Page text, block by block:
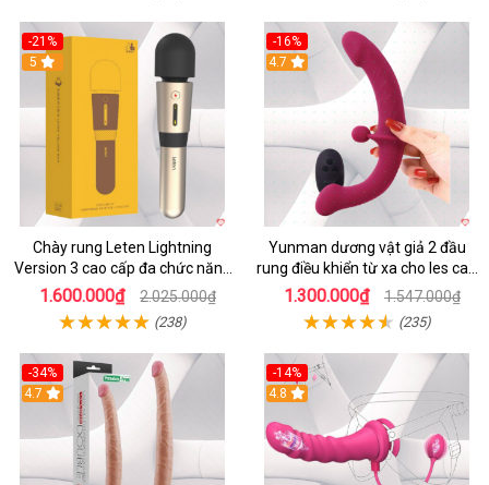
-21%
5
Chày rung Leten Lightning
Version 3 cao cấp đa chức năng
kích thích
1.600.000₫ 2.025.000₫
(238)
-16%
4.7
Yunman dương vật giả 2 đầu
rung điều khiển từ xa cho les cao
cấp
1.300.000₫ 1.547.000₫
(235)
-34%
4.7
-14%
4.8